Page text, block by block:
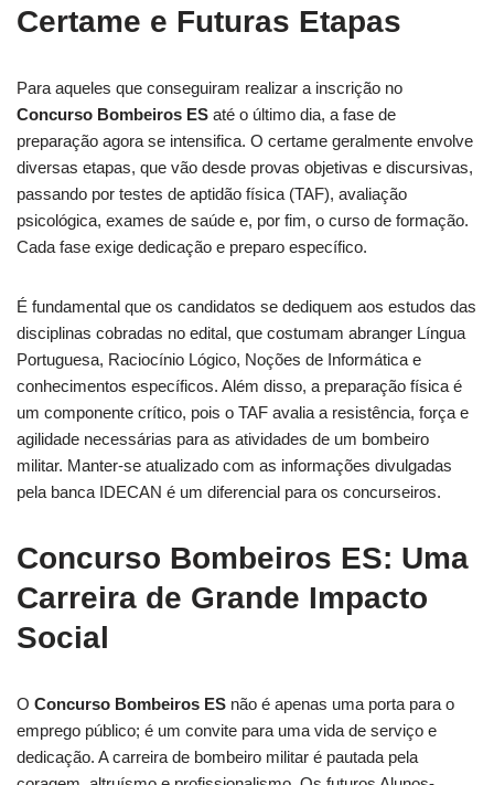
Certame e Futuras Etapas
Para aqueles que conseguiram realizar a inscrição no
Concurso Bombeiros ES até o último dia, a fase de
preparação agora se intensifica. O certame geralmente envolve
diversas etapas, que vão desde provas objetivas e discursivas,
passando por testes de aptidão física (TAF), avaliação
psicológica, exames de saúde e, por fim, o curso de formação.
Cada fase exige dedicação e preparo específico.
É fundamental que os candidatos se dediquem aos estudos das
disciplinas cobradas no edital, que costumam abranger Língua
Portuguesa, Raciocínio Lógico, Noções de Informática e
conhecimentos específicos. Além disso, a preparação física é
um componente crítico, pois o TAF avalia a resistência, força e
agilidade necessárias para as atividades de um bombeiro
militar. Manter-se atualizado com as informações divulgadas
pela banca IDECAN é um diferencial para os concurseiros.
Concurso Bombeiros ES: Uma
Carreira de Grande Impacto
Social
O Concurso Bombeiros ES não é apenas uma porta para o
emprego público; é um convite para uma vida de serviço e
dedicação. A carreira de bombeiro militar é pautada pela